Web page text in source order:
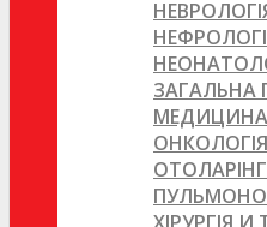
ЗАГАЛЬНА
МЕДИЦИНА
ОНКОЛОГІЯ